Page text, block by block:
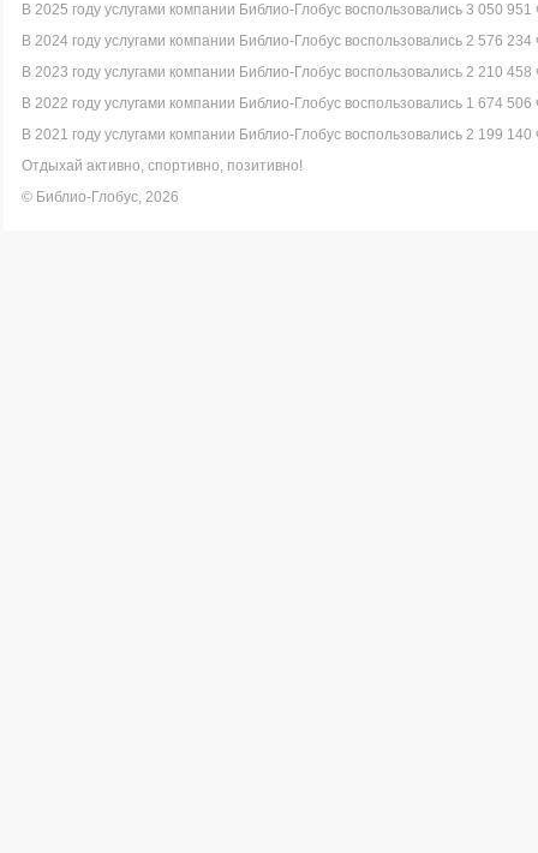
В 2025 году услугами компании Библио-Глобус воспользовались 3 050 951
В 2024 году услугами компании Библио-Глобус воспользовались 2 576 234
В 2023 году услугами компании Библио-Глобус воспользовались 2 210 458
В 2022 году услугами компании Библио-Глобус воспользовались 1 674 506
В 2021 году услугами компании Библио-Глобус воспользовались 2 199 140
Отдыхай активно, спортивно, позитивно!
© Библио-Глобус, 2026